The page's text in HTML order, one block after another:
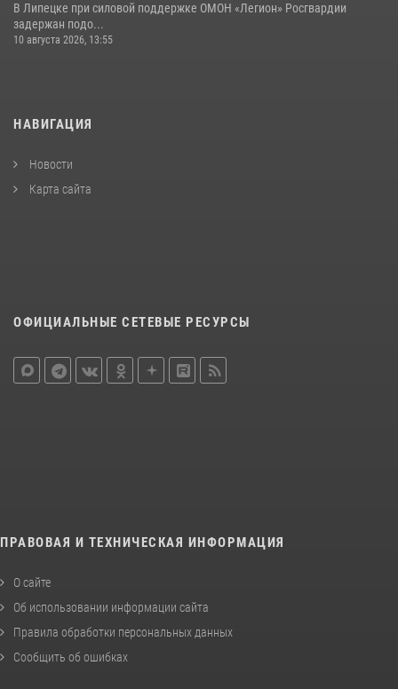
В Липецке при силовой поддержке ОМОН «Легион» Росгвардии
задержан подо...
10 августа 2026, 13:55
НАВИГАЦИЯ
Новости
Карта сайта
ОФИЦИАЛЬНЫЕ СЕТЕВЫЕ РЕСУРСЫ
ПРАВОВАЯ И ТЕХНИЧЕСКАЯ ИНФОРМАЦИЯ
О сайте
Об использовании информации сайта
Правила обработки персональных данных
Сообщить об ошибках